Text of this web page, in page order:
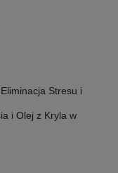
Stresu i
i Olej z Kryla w